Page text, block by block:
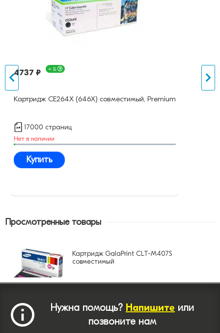
4737 ₽ + Б
Картридж CE264X (646X) совместимый, Premium
17000 страниц
Нет в наличии
Купить
Просмотренные товары
Картридж GalaPrint CLT-M407S
совместимый
Нужна помощь? Напишите или
позвоните нам